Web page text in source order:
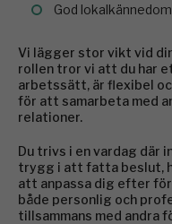
God
Vi lägger stor vikt vid
rollen tror vi att du har
arbetssätt, är flexibel
för att samarbeta med
relationer.
Du trivs i en vardag där
trygg i att fatta beslut,
att anpassa dig efter
både personlig och
tillsammans med andra